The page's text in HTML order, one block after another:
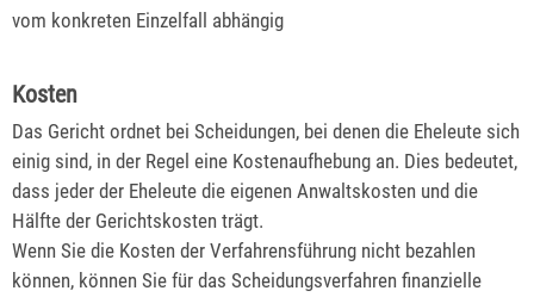
vom konkreten Einzelfall abhängig
Kosten
Das Gericht ordnet bei Scheidungen, bei denen die Eheleute sich
einig sind, in der Regel eine Kostenaufhebung an. Dies bedeutet,
dass jeder der Eheleute die eigenen Anwaltskosten und die
Hälfte der Gerichtskosten trägt.
Wenn Sie die Kosten der Verfahrensführung nicht bezahlen
können, können Sie für das Scheidungsverfahren finanzielle